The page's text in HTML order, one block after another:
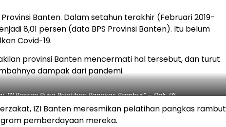
Banten. Dalam setahun terakhir (Februari 2019-
8,01 persen (data BPS Provinsi Banten). Itu belum
Covid-19.
provinsi Banten mencermati hal tersebut, dan turut
dampak dari pandemi.
IZI Banten Buka Pelatihan Pangkas Rambut” – Dok. IZI
IZI Banten meresmikan pelatihan pangkas rambut
pemberdayaan mereka.